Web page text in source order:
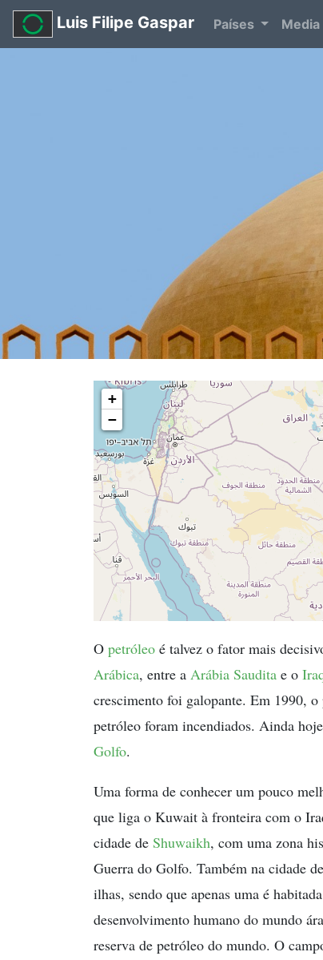
Luis Filipe Gaspar Países Media
+
−
O petróleo é talvez o fator mais
Arábica, entre a Arábia Saudita e o
crescimento foi galopante. Em 1990,
petróleo foram incendiados. Ainda
Golfo.
Uma forma de conhecer um pouco
que liga o Kuwait à fronteira com o
cidade de Shuwaikh, com uma zona
Guerra do Golfo. Também na cidade
ilhas, sendo que apenas uma é habitada
desenvolvimento humano do mundo
reserva de petróleo do mundo. O